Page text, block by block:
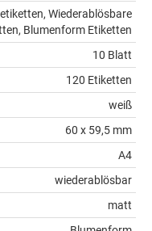
Wiederablösbare
Blumenform Etiketten
10 Blatt
120 Etiketten
weiß
60 x 59,5 mm
A4
wiederablösbar
matt